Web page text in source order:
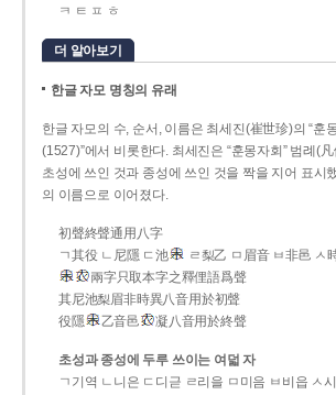
ㅋ ㅌ ㅍ ㅎ
더 알아보기
한글 자모 명칭의 유래
한글 자모의 수, 순서, 이름은 최세진(崔世珍)의 “훈
(1527)”에서 비롯한다. 최세진은 “훈몽자회” 범례(
초성에 쓰인 것과 종성에 쓰인 것을 짝을 지어 표시
의 이름으로 이어졌다.
初聲終聲通用八字
ㄱ其役 ㄴ尼隱 ㄷ池
ㄹ梨乙 ㅁ眉音 ㅂ非邑 ㅅ
兩字只取本字之釋俚語爲聲
其尼池梨眉非時異八音用於初聲
役隱
乙音邑 凝八音用於終聲
초성과 종성에 두루 쓰이는 여덟 자
ㄱ기역 ㄴ니은 ㄷ디귿 ㄹ리을 ㅁ미음 ㅂ비읍 ㅅ